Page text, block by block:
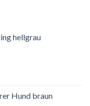
hellgrau
Hund braun